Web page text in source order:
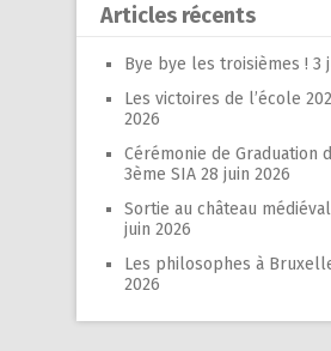
Articles récents
Bye bye les troisièmes ! 3
Les victoires de l’école
2026
Cérémonie de Graduation
3ème SIA 28 juin 2026
Sortie au château
juin 2026
Les philosophes à
2026